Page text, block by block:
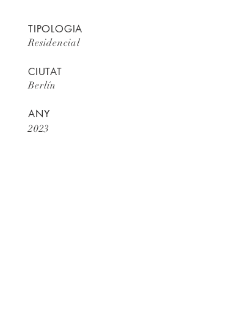
TIPOLOGIA
Residencial
CIUTAT
Berlín
ANY
2023